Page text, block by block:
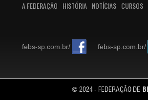
A FEDERAÇÃO HISTÓRIA NOTÍCIAS CURSOS
febs-sp.com.br/ febs-sp.com.br/
© 2024 - FEDERAÇÃO DE